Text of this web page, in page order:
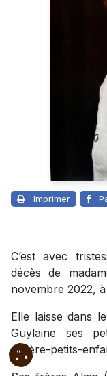
Imprimer
C’est avec
décès de
novembre 2022, à
Elle laisse dans
Guylaine ses
arrière-petits-